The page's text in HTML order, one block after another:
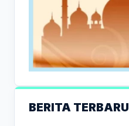
BERITA TERBARU